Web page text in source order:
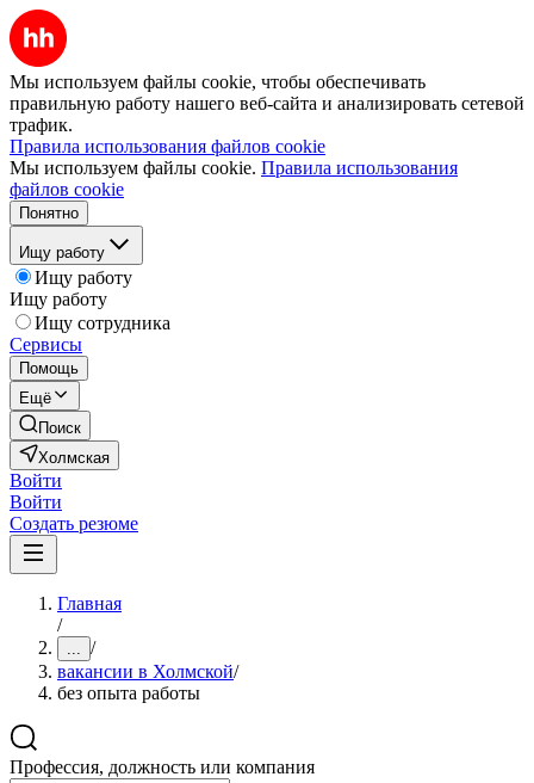
Мы используем файлы cookie, чтобы обеспечивать
правильную работу нашего веб-сайта и анализировать сетевой
трафик.
Правила использования файлов cookie
Мы используем файлы cookie. Правила использования
файлов cookie
Понятно
Ищу работу
Ищу работу
Ищу работу
Ищу сотрудника
Сервисы
Помощь
Ещё
Поиск
Холмская
Войти
Войти
Создать резюме
Главная
/
... /
вакансии в Холмской/
без опыта работы
Профессия, должность или компания